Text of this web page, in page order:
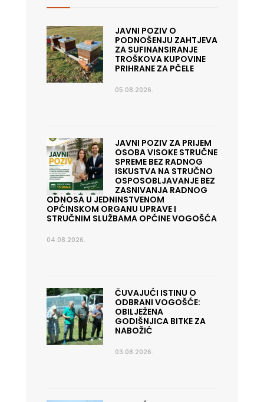
JAVNI POZIV O
PODNOŠENJU ZAHTJEVA
ZA SUFINANSIRANJE
TROŠKOVA KUPOVINE
PRIHRANE ZA PČELE
05.08.2026.
JAVNI POZIV ZA PRIJEM
OSOBA VISOKE STRUČNE
SPREME BEZ RADNOG
ISKUSTVA NA STRUČNO
OSPOSOBLJAVANJE BEZ
ZASNIVANJA RADNOG
ODNOSA U JEDNINSTVENOM
OPĆINSKOM ORGANU UPRAVE I
STRUČNIM SLUŽBAMA OPĆINE VOGOŠĆA
04.08.2026.
ČUVAJUĆI ISTINU O
ODBRANI VOGOŠĆE:
OBILJEŽENA
GODIŠNJICA BITKE ZA
NABOŽIĆ
03.08.2026.